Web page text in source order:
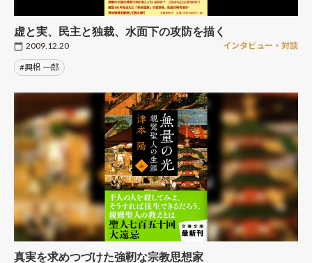
虚と実、民主と独裁、水面下の攻防を描く
2009.12.20 インタビュー・対談
#興梠 一郎
真実を求めつづけた強靭な宗教思想家